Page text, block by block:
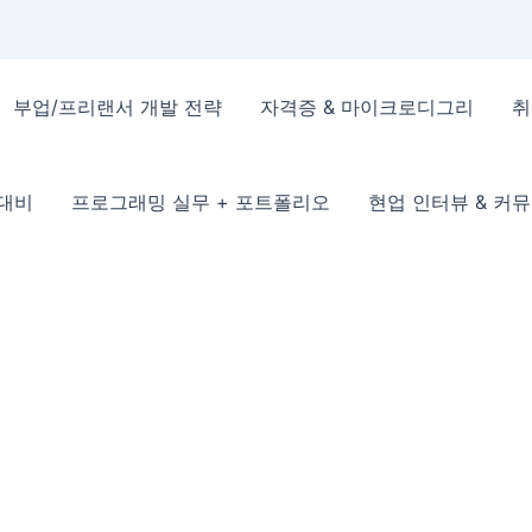
부업/프리랜서 개발 전략 자격증 & 마이크로디그리
비 프로그래밍 실무 + 포트폴리오 현업 인터뷰 & 커